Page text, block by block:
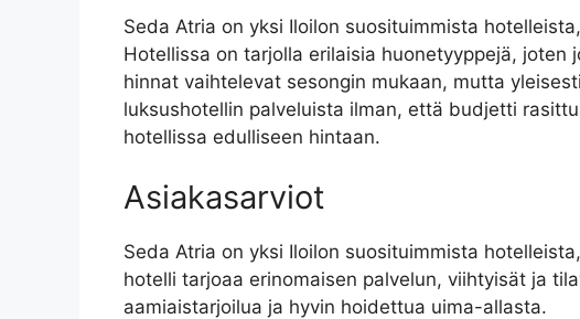
Seda Atria on yksi Iloilon suosituimmista
Hotellissa on tarjolla erilaisia huonetyyppejä,
hinnat vaihtelevat sesongin mukaan, mutta
luksushotellin palveluista ilman, että budjetti
hotellissa edulliseen hintaan.
Asiakasarviot
Seda Atria on yksi Iloilon suosituimmista
hotelli tarjoaa erinomaisen palvelun, viihtyisät ja
aamiaistarjoilua ja hyvin hoidettua uima-allasta.